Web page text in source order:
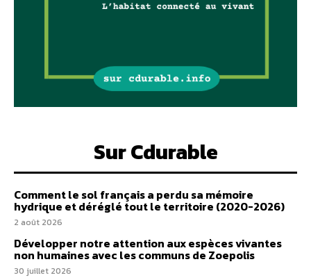
Sur Cdurable
Comment le sol français a perdu sa mémoire
hydrique et déréglé tout le territoire (2020-2026)
2 août 2026
Développer notre attention aux espèces vivantes
non humaines avec les communs de Zoepolis
30 juillet 2026